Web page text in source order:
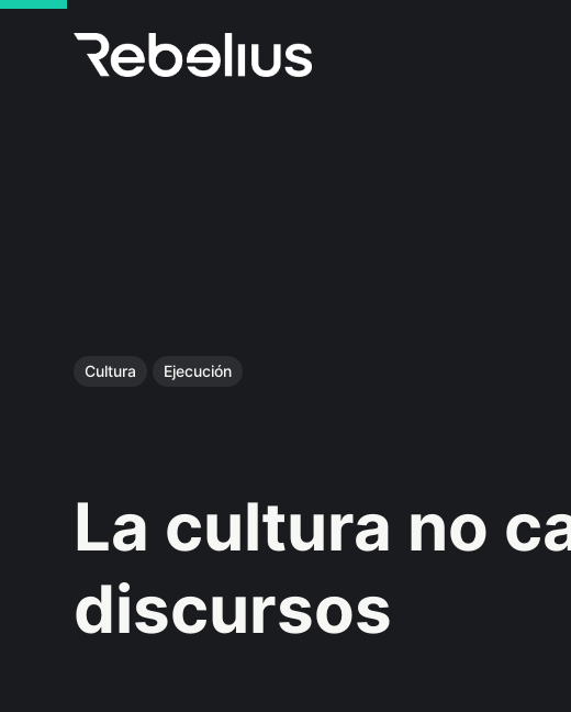
Cultura Ejecución
La cultura no
discursos